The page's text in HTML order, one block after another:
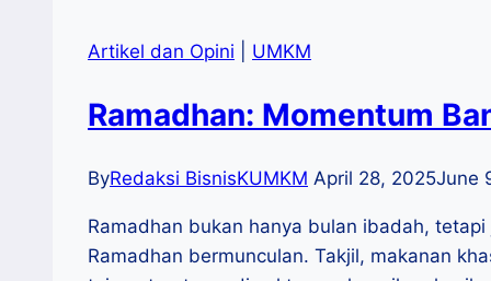
Artikel dan Opini UMKM
Ramadhan: Momentum
ByRedaksi BisnisKUMKM April 28, 2025June
Ramadhan bukan hanya bulan ibadah,
Ramadhan bermunculan. Takjil, makanan